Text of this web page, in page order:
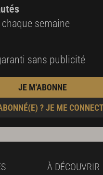
semaine
sans publicité
JE M'ABONNE
? JE ME
À DÉCOUVRIR